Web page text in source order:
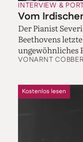
INTERVIEW &
Vom
Der Pianist
Beethovens
ungewöhnliches
VONARNT
Kostenlos lesen